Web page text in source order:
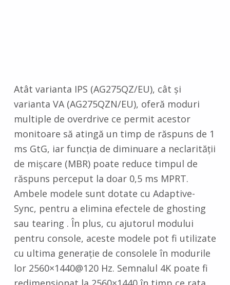
Atât varianta IPS (AG275QZ/EU), cât și
varianta VA (AG275QZN/EU), oferă moduri
multiple de overdrive ce permit acestor
monitoare să atingă un timp de răspuns de 1
ms GtG, iar funcția de diminuare a neclarității
de mișcare (MBR) poate reduce timpul de
răspuns perceput la doar 0,5 ms MPRT.
Ambele modele sunt dotate cu Adaptive-
Sync, pentru a elimina efectele de ghosting
sau tearing . În plus, cu ajutorul modului
pentru console, aceste modele pot fi utilizate
cu ultima generație de consolele în modurile
lor 2560×1440@120 Hz. Semnalul 4K poate fi